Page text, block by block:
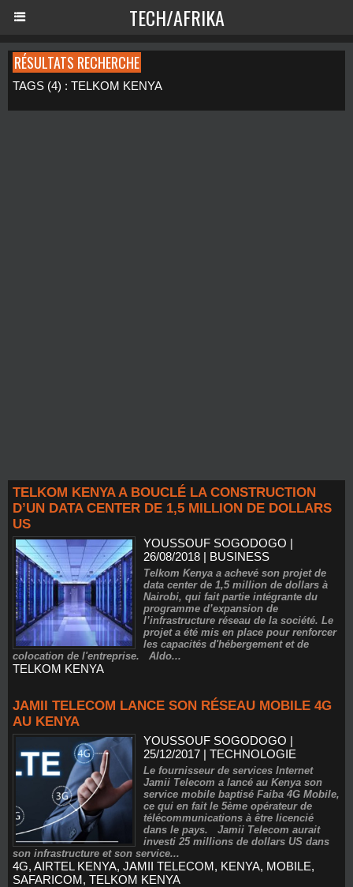
TECH/AFRIKA
RÉSULTATS RECHERCHE
TAGS (4) : TELKOM KENYA
TELKOM KENYA A BOUCLÉ LA CONSTRUCTION
D’UN DATA CENTER DE 1,5 MILLION DE DOLLARS
US
YOUSSOUF SOGODOGO |
26/08/2018 | BUSINESS
Telkom Kenya a achevé son projet de
data center de 1,5 million de dollars à
Nairobi, qui fait partie intégrante du
programme d’expansion de
l’infrastructure réseau de la société. Le
projet a été mis en place pour renforcer
les capacités d'hébergement et de
colocation de l'entreprise. Aldo...
TELKOM KENYA
JAMII TELECOM LANCE SON RÉSEAU MOBILE 4G
AU KENYA
YOUSSOUF SOGODOGO |
25/12/2017 |TECHNOLOGIE
Le fournisseur de services Internet
Jamii Telecom a lancé au Kenya son
service mobile baptisé Faiba 4G Mobile,
ce qui en fait le 5ème opérateur de
télécommunications à être licencié
dans le pays. Jamii Telecom aurait
investi 25 millions de dollars US dans
son infrastructure et son service...
4G, AIRTEL KENYA, JAMII TELECOM, KENYA, MOBILE,
SAFARICOM, TELKOM KENYA